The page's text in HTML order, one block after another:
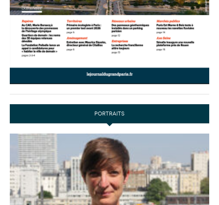
PORTRAITS